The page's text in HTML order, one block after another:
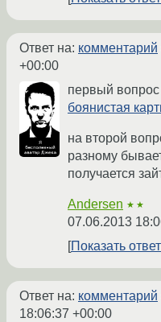
Ответ на: комментарий
+00:00
первый вопрос
боянистая
на второй
разному
получается
Andersen ★★
07.06.2013
Показать
Ответ на: комментарий
18:06:37 +00:00